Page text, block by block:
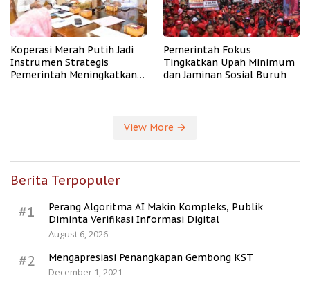
Koperasi Merah Putih Jadi
Instrumen Strategis
Pemerintah Meningkatkan
Pemerintah Fokus
Tingkatkan Upah Minimum
dan Jaminan Sosial Buruh
View More
Berita Terpopuler
#1
Perang Algoritma AI Makin Kompleks, Publik
Diminta Verifikasi Informasi Digital
August 6, 2026
#2
Mengapresiasi Penangkapan Gembong KST
December 1, 2021